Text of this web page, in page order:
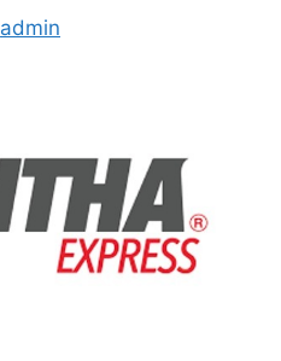
admin